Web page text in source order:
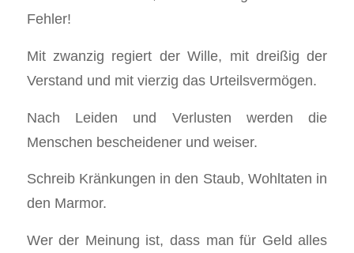
Fehler!
Mit zwanzig regiert der Wille, mit dreißig der
Verstand und mit vierzig das Urteilsvermögen.
Nach Leiden und Verlusten werden die
Menschen bescheidener und weiser.
Schreib Kränkungen in den Staub, Wohltaten in
den Marmor.
Wer der Meinung ist, dass man für Geld alles